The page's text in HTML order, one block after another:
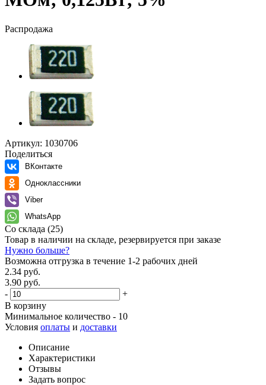
Распродажа
Артикул: 1030706
Поделиться
ВКонтакте
Одноклассники
Viber
WhatsApp
Со склада (25)
Товар в наличии на складе, резервируется при заказе
Нужно больше?
Возможна отгрузка в течение 1-2 рабочих дней
2.34 руб.
3.90 руб.
-
+
В корзину
Минимальное количество - 10
Условия оплаты и доставки
Описание
Характеристики
Отзывы
Задать вопрос